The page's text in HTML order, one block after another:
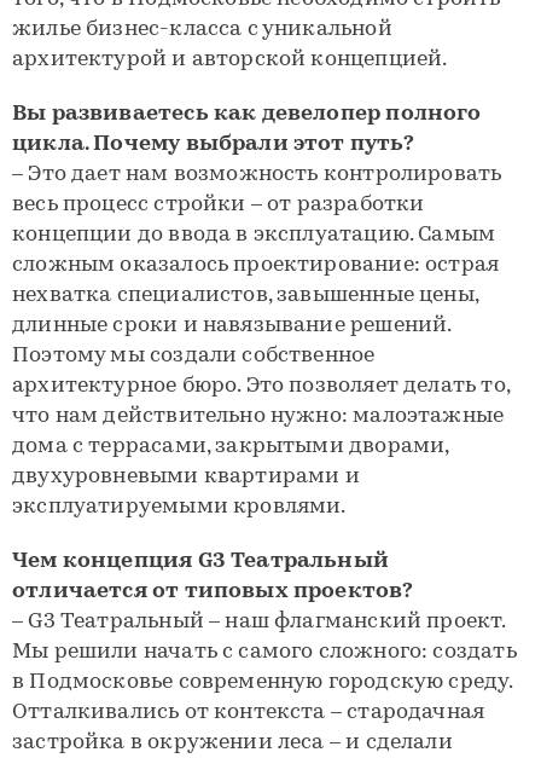
жилье бизнес-класса с уникальной
архитектурой и авторской концепцией.
Вы развиваетесь как девелопер полного
цикла. Почему выбрали этот путь?
– Это дает нам возможность контролировать
весь процесс стройки – от разработки
концепции до ввода в эксплуатацию. Самым
сложным оказалось проектирование: острая
нехватка специалистов, завышенные цены,
длинные сроки и навязывание решений.
Поэтому мы создали собственное
архитектурное бюро. Это позволяет делать то,
что нам действительно нужно: малоэтажные
дома с террасами, закрытыми дворами,
двухуровневыми квартирами и
эксплуатируемыми кровлями.
Чем концепция G3 Театральный
отличается от типовых проектов?
– G3 Театральный – наш флагманский проект.
Мы решили начать с самого сложного: создать
в Подмосковье современную городскую среду.
Отталкивались от контекста – стародачная
застройка в окружении леса – и сделали